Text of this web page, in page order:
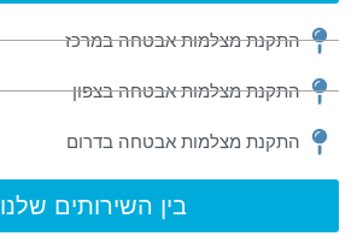
התקנת מצלמות אבטחה במרכז
התקנת מצלמות אבטחה בצפון
התקנת מצלמות אבטחה בדרום
בין השירותים שלנו